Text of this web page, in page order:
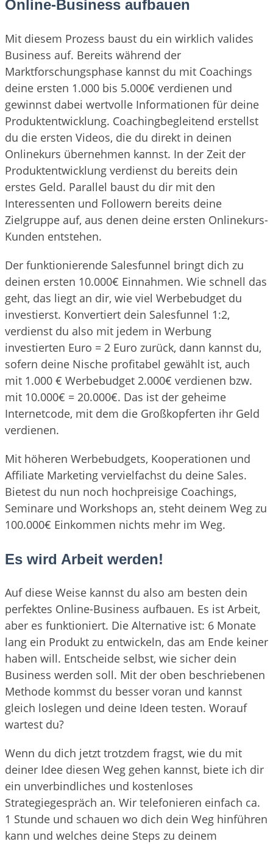
Online-Business aufbauen
Mit diesem Prozess baust du ein wirklich valides
Business auf. Bereits während der
Marktforschungsphase kannst du mit Coachings
deine ersten 1.000 bis 5.000€ verdienen und
gewinnst dabei wertvolle Informationen für deine
Produktentwicklung. Coachingbegleitend erstellst
du die ersten Videos, die du direkt in deinen
Onlinekurs übernehmen kannst. In der Zeit der
Produktentwicklung verdienst du bereits dein
erstes Geld. Parallel baust du dir mit den
Interessenten und Followern bereits deine
Zielgruppe auf, aus denen deine ersten Onlinekurs-
Kunden entstehen.
Der funktionierende Salesfunnel bringt dich zu
deinen ersten 10.000€ Einnahmen. Wie schnell das
geht, das liegt an dir, wie viel Werbebudget du
investierst. Konvertiert dein Salesfunnel 1:2,
verdienst du also mit jedem in Werbung
investierten Euro = 2 Euro zurück, dann kannst du,
sofern deine Nische profitabel gewählt ist, auch
mit 1.000 € Werbebudget 2.000€ verdienen bzw.
mit 10.000€ = 20.000€. Das ist der geheime
Internetcode, mit dem die Großkopferten ihr Geld
verdienen.
Mit höheren Werbebudgets, Kooperationen und
Affiliate Marketing vervielfachst du deine Sales.
Bietest du nun noch hochpreisige Coachings,
Seminare und Workshops an, steht deinem Weg zu
100.000€ Einkommen nichts mehr im Weg.
Es wird Arbeit werden!
Auf diese Weise kannst du also am besten dein
perfektes Online-Business aufbauen. Es ist Arbeit,
aber es funktioniert. Die Alternative ist: 6 Monate
lang ein Produkt zu entwickeln, das am Ende keiner
haben will. Entscheide selbst, wie sicher dein
Business werden soll. Mit der oben beschriebenen
Methode kommst du besser voran und kannst
gleich loslegen und deine Ideen testen. Worauf
wartest du?
Wenn du dich jetzt trotzdem fragst, wie du mit
deiner Idee diesen Weg gehen kannst, biete ich dir
ein unverbindliches und kostenloses
Strategiegespräch an. Wir telefonieren einfach ca.
1 Stunde und schauen wo dich dein Weg hinführen
kann und welches deine Steps zu deinem